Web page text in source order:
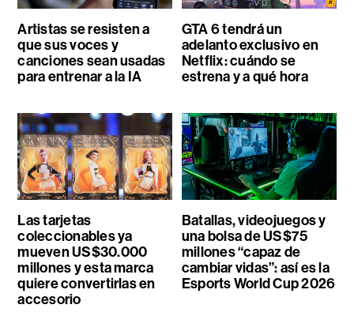
Artistas se resisten a
que sus voces y
canciones sean usadas
para entrenar a la IA
GTA 6 tendrá un
adelanto exclusivo en
Netflix: cuándo se
estrena y a qué hora
Las tarjetas
coleccionables ya
mueven US$30.000
millones y esta marca
quiere convertirlas en
accesorio
Batallas, videojuegos y
una bolsa de US$75
millones “capaz de
cambiar vidas”: así es la
Esports World Cup 2026